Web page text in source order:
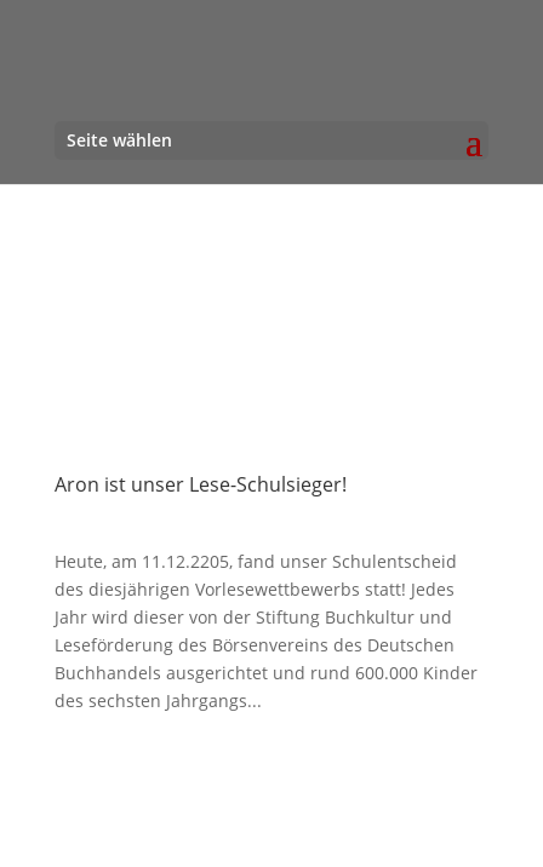
Seite wählen
Aron ist unser Lese-Schulsieger!
Heute, am 11.12.2205, fand unser Schulentscheid
des diesjährigen Vorlesewettbewerbs statt! Jedes
Jahr wird dieser von der Stiftung Buchkultur und
Leseförderung des Börsenvereins des Deutschen
Buchhandels ausgerichtet und rund 600.000 Kinder
des sechsten Jahrgangs...